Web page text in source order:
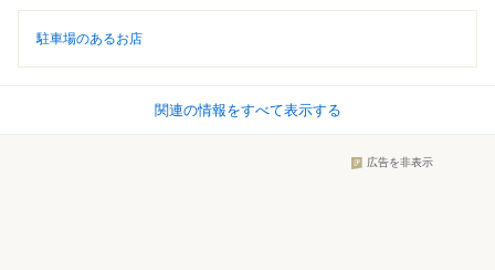
駐車場のあるお店
関連の情報をすべて表示する
広告を非表示